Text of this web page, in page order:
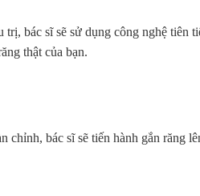
bác sĩ sẽ sử dụng công nghệ tiên
thật của bạn.
chỉnh, bác sĩ sẽ tiến hành gắn răng